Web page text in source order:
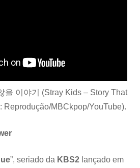
을 이야기 (Stray Kids – Story That
Reprodução/MBCkpop/YouTube).
”, seriado da KBS2 lançado em